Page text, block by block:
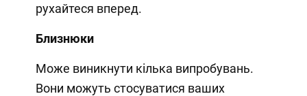
рухайтеся вперед.
Близнюки
Може виникнути кілька випробувань.
Вони можуть стосуватися ваших